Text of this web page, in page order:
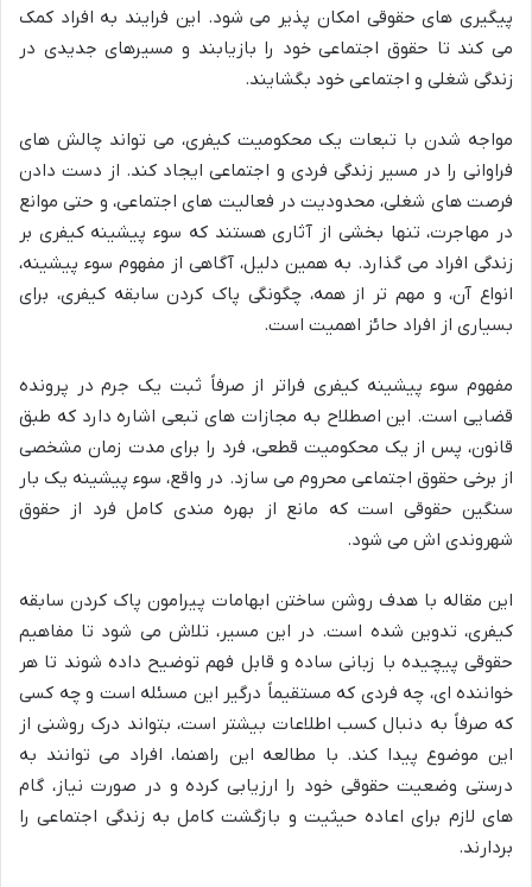
پیگیری های حقوقی امکان پذیر می شود. این فرایند به افراد کمک
می کند تا حقوق اجتماعی خود را بازیابند و مسیرهای جدیدی در
زندگی شغلی و اجتماعی خود بگشایند.
مواجه شدن با تبعات یک محکومیت کیفری، می تواند چالش های
فراوانی را در مسیر زندگی فردی و اجتماعی ایجاد کند. از دست دادن
فرصت های شغلی، محدودیت در فعالیت های اجتماعی، و حتی موانع
در مهاجرت، تنها بخشی از آثاری هستند که سوء پیشینه کیفری بر
زندگی افراد می گذارد. به همین دلیل، آگاهی از مفهوم سوء پیشینه،
انواع آن، و مهم تر از همه، چگونگی پاک کردن سابقه کیفری، برای
بسیاری از افراد حائز اهمیت است.
مفهوم سوء پیشینه کیفری فراتر از صرفاً ثبت یک جرم در پرونده
قضایی است. این اصطلاح به مجازات های تبعی اشاره دارد که طبق
قانون، پس از یک محکومیت قطعی، فرد را برای مدت زمان مشخصی
از برخی حقوق اجتماعی محروم می سازد. در واقع، سوء پیشینه یک بار
سنگین حقوقی است که مانع از بهره مندی کامل فرد از حقوق
شهروندی اش می شود.
این مقاله با هدف روشن ساختن ابهامات پیرامون پاک کردن سابقه
کیفری، تدوین شده است. در این مسیر، تلاش می شود تا مفاهیم
حقوقی پیچیده با زبانی ساده و قابل فهم توضیح داده شوند تا هر
خواننده ای، چه فردی که مستقیماً درگیر این مسئله است و چه کسی
که صرفاً به دنبال کسب اطلاعات بیشتر است، بتواند درک روشنی از
این موضوع پیدا کند. با مطالعه این راهنما، افراد می توانند به
درستی وضعیت حقوقی خود را ارزیابی کرده و در صورت نیاز، گام
های لازم برای اعاده حیثیت و بازگشت کامل به زندگی اجتماعی را
بردارند.